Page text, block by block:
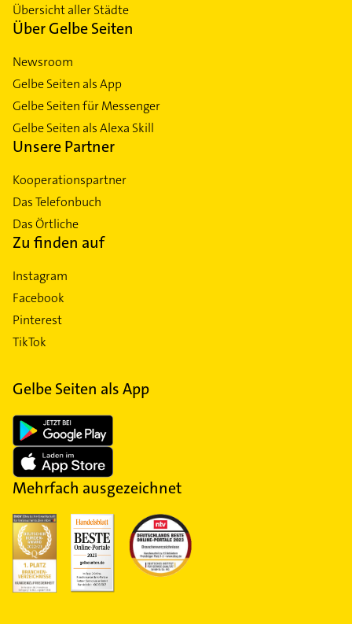
Übersicht aller Städte
Über Gelbe Seiten
Newsroom
Gelbe Seiten als App
Gelbe Seiten für Messenger
Gelbe Seiten als Alexa Skill
Unsere Partner
Kooperationspartner
Das Telefonbuch
Das Örtliche
Zu finden auf
Instagram
Facebook
Pinterest
TikTok
Gelbe Seiten als App
Mehrfach ausgezeichnet